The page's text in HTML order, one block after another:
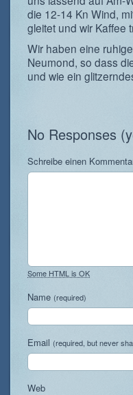
die 12-14 Kn Wind,
gleitet und wir Kaffee
Wir haben eine
Neumond, so dass
und wie ein
No Responses
Schreibe einen
Some HTML is OK
Name (required)
Email (required, but never
Web